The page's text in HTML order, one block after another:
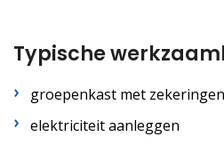
Typische
groepenkast met zekeringen
elektriciteit aanleggen